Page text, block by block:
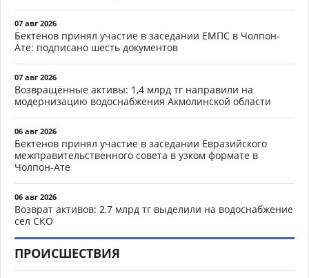
07 авг 2026
Бектенов принял участие в заседании ЕМПС в Чолпон-
Ате: подписано шесть документов
07 авг 2026
Возвращённые активы: 1,4 млрд тг направили на
модернизацию водоснабжения Акмолинской области
06 авг 2026
Бектенов принял участие в заседании Евразийского
межправительственного совета в узком формате в
Чолпон-Ате
06 авг 2026
Возврат активов: 2,7 млрд тг выделили на водоснабжение
сёл СКО
ПРОИСШЕСТВИЯ